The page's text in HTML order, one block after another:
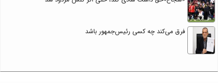
فرق می‌کند چه کسی رئیس‌جمهور باشد